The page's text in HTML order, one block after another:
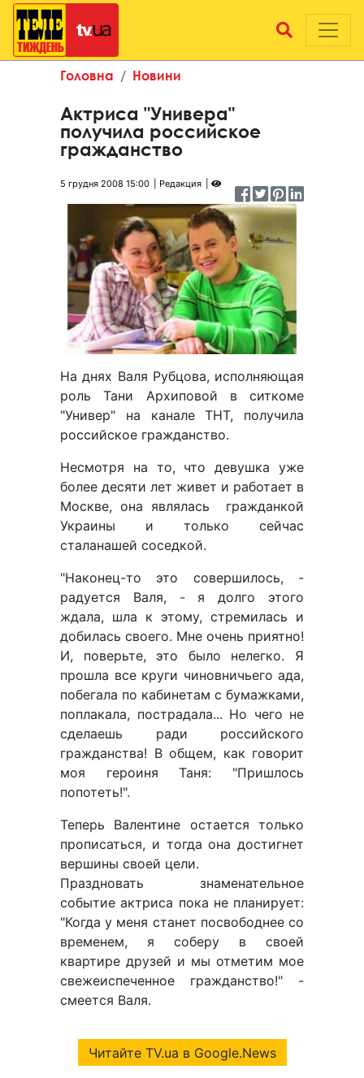
Головна Новини
Актриса "Универа"
получила российское
гражданство
5 грудня 2008 15:00 Редакция
На днях Валя Рубцова, исполняющая
роль Тани Архиповой в ситкоме
"Универ" на канале ТНТ, получила
российское гражданство.
Несмотря на то, что девушка уже
более десяти лет живет и работает в
Москве, она являлась гражданкой
Украины и только сейчас
сталанашей соседкой.
"Наконец-то это совершилось, -
радуется Валя, - я долго этого
ждала, шла к этому, стремилась и
добилась своего. Мне очень приятно!
И, поверьте, это было нелегко. Я
прошла все круги чиновничьего ада,
побегала по кабинетам с бумажками,
поплакала, пострадала... Но чего не
сделаешь ради российского
гражданства! В общем, как говорит
моя героиня Таня: "Пришлось
попотеть!".
Теперь Валентине остается только
прописаться, и тогда она достигнет
вершины своей цели.
Праздновать знаменательное
событие актриса пока не планирует:
"Когда у меня станет посвободнее со
временем, я соберу в своей
квартире друзей и мы отметим мое
свежеиспеченное гражданство!" -
смеется Валя.
Читайте TV.ua в Google.News